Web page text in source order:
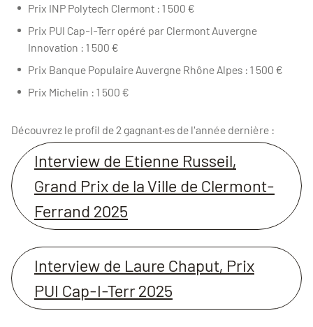
Prix INP Polytech Clermont : 1 500 €
Prix PUI Cap-I-Terr opéré par Clermont Auvergne
Innovation : 1 500 €
Prix Banque Populaire Auvergne Rhône Alpes : 1 500 €
Prix Michelin : 1 500 €
Découvrez le profil de 2 gagnant·es de l'année dernière :
Interview de Etienne Russeil,
Grand Prix de la Ville de Clermont-
Ferrand 2025
Interview de Laure Chaput, Prix
PUI Cap-I-Terr 2025